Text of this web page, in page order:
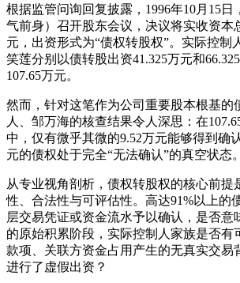
根据监管问询回复披露，1996年10月15
气前身）召开股东会议，决议将实收资本
元，出资形式为“债权转股权”。实际控制
笑莲分别以债转股出资41.325万元和
107.65万元。
然而，针对这笔作为公司重要股本根基的
人、邹万海的核查结果令人深思：在
中，仅有微乎其微的9.52万元能够得到确
元的债权处于完全“无法确认”的真空状态。
从专业视角剖析，债权转股权的核心前提
性、合法性与可评估性。高达91%以上的
层交易凭证或资金流水予以确认，是否意
的原始积累阶段，实际控制人家族是否有
款项、关联方资金占用产生的无真实交易
进行了虚假出资？